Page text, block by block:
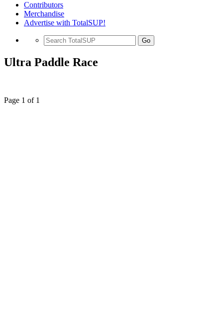
Contributors
Merchandise
Advertise with TotalSUP!
Go
Ultra Paddle Race
Page 1 of 1